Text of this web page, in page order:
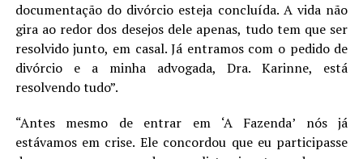
documentação do divórcio esteja concluída. A vida não
gira ao redor dos desejos dele apenas, tudo tem que ser
resolvido junto, em casal. Já entramos com o pedido de
divórcio e a minha advogada, Dra. Karinne, está
resolvendo tudo”.
“Antes mesmo de entrar em ‘A Fazenda’ nós já
estávamos em crise. Ele concordou que eu participasse